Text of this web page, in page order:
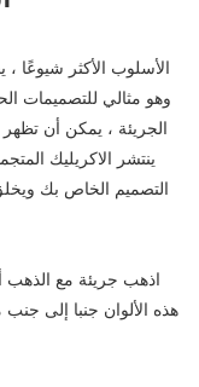
الأسلوب الأكثر شيوعًا ،
وهو مثالي للتصميمات
الجريئة ، يمكن أن تظهر أناقة نظيفة
ينتشر الاكريليك
التصميم الخاص بك
اذهب جريئة مع الذهب
هذه الألوان جنبا إلى